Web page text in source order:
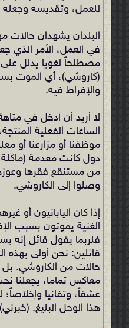
للعمل، وتقديسه وجعله
البلدان يشهدان حالات
في العمل، الأمر الذي
مصطلحاً لغويا يدلل على
(كاروشي)، أي الموت
والإفراط فيه.
لا أريد أن أدخل في
الساعات الفعلية
موظفنا أو مزارعنا أو
دول كانت معدمة (ماكلة
من مستنقع فقرها
وصلوا إلى الكاروشي.
إذا كان اليابانيون أو
الغنية يموتون بسبب
فلربما يقول قائل إنه
قائلين: نحن أولى بهذه
حالات من الكاروشي.
معاكس تماما، يجعلنا
عشقاً، وتفانيا
هذا الوحل البليغ. (خبرني)